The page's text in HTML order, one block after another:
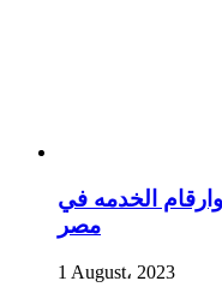
الخدمه في
مصر
1 August، 2023